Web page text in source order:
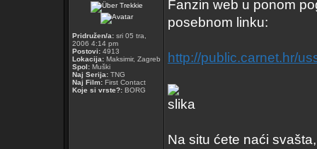
Pridružen/a: sri 05 tra,
2006 4:14 pm
Postovi: 4913
Lokacija: Maksimir, Zagreb
Spol: Muški
Naj Serija: TNG
Naj Film: First Contact
Koje si vrste?: BORG
Fanzin web u ponom
posebnom linku:
http://public.carnet.hr/
Na situ ćete naći